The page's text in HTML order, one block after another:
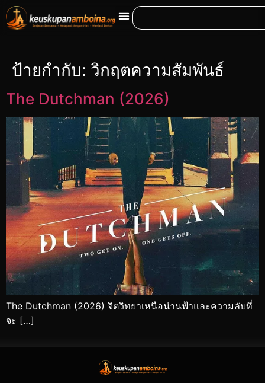
ป้ายกำกับ: วิกฤตความสัมพันธ์
The Dutchman (2026)
The Dutchman (2026) จิตวิทยาเหนือน่านฟ้าและความลับที่
จะ […]